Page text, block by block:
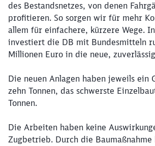
des Bestandsnetzes, von denen
profitieren. So sorgen wir für mehr
allem für einfachere, kürzere Wege.
investiert die DB mit Bundesmitteln
Millionen Euro in die neue,
Die neuen Anlagen haben jeweils ein
zehn Tonnen, das schwerste
Tonnen.
Die Arbeiten haben keine
Zugbetrieb. Durch die Baumaßnahme